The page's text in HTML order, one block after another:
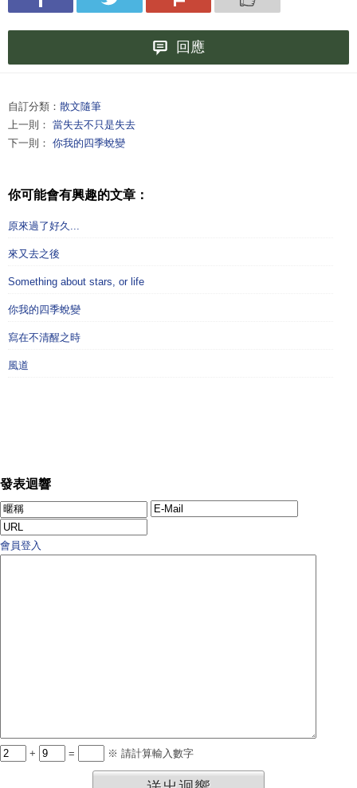
回應
自訂分類： 散文隨筆
上一則： 當失去不只是失去
下一則： 你我的四季蛻變
你可能會有興趣的文章：
原來過了好久...
來又去之後
Something about stars, or life
你我的四季蛻變
寫在不清醒之時
風道
發表迴響
會員登入
+ = ※ 請計算輸入數字